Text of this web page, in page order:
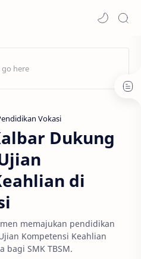
Vokasi
Dukung
di
memajukan pendidikan
Kompetensi Keahlian
bagi SMK TBSM.